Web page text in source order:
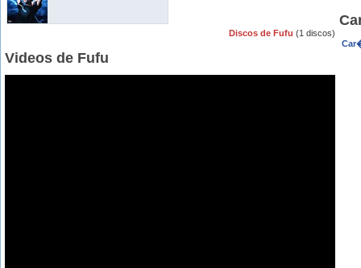
Discos de Fufu (1 discos)
Videos de Fufu